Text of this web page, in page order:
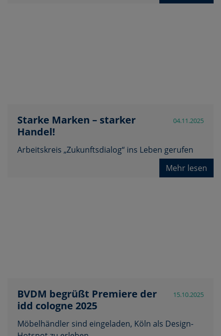
04.11.2025
Starke Marken – starker
Handel!
Arbeitskreis „Zukunftsdialog“ ins Leben gerufen
Mehr lesen
15.10.2025
BVDM begrüßt Premiere der
idd cologne 2025
Möbelhändler sind eingeladen, Köln als Design-